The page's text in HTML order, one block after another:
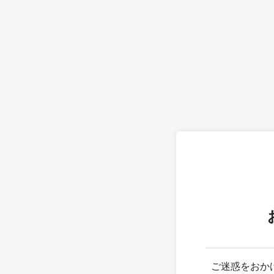
ご迷惑をおか